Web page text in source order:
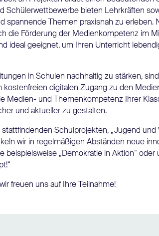
Schülerwettbewerbe bieten Lehrkräften
spannende Themen praxisnah zu
die Förderung der Medienkompetenz im
ideal geeignet, um Ihren Unterricht
in Schulen nachhaltig zu stärken,
digitalen Zugang zu den
Medien- und Themenkompetenz Ihrer
und aktueller zu gestalten.
Schulprojekten, „Jugend und
wir in regelmäßigen Abständen neue
beispielsweise „Demokratie in Aktion“ oder
freuen uns auf Ihre Teilnahme!